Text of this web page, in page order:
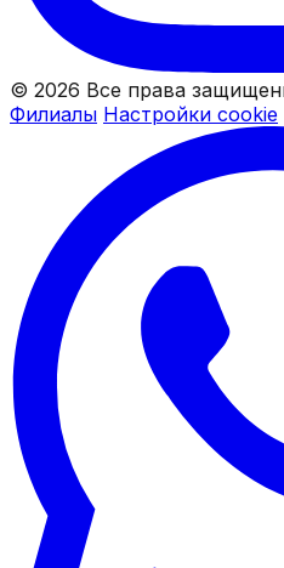
© 2026 Все права
Филиалы Настройки cookie